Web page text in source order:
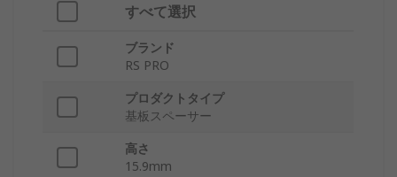
すべて選択
ブランド
RS PRO
プロダクトタイプ
基板スペーサー
高さ
15.9mm